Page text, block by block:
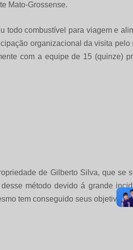
Mato-Grossense.
todo combustível para viagem e
organizacional da visita pelo
com a equipe de 15 (quinze)
de Gilberto Silva, que se
método devido á grande
tem conseguido seus objetivos